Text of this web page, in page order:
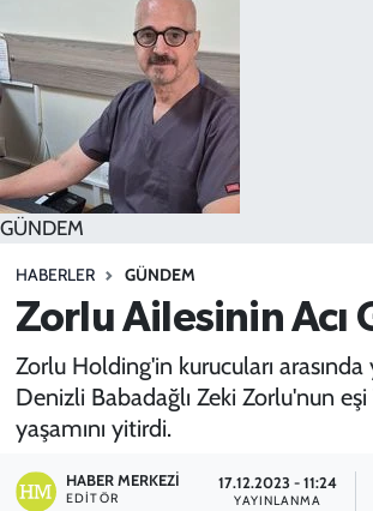
GÜNDEM
HABERLER GÜNDEM
Zorlu Ailesinin Acı
Zorlu Holding'in kurucuları arasında
Denizli Babadağlı Zeki Zorlu'nun
yaşamını yitirdi.
HABER MERKEZI
EDITÖR
17.12.2023 - 11:24
YAYINLANMA
SPOR
TEKNOLOJİ
YAŞAM